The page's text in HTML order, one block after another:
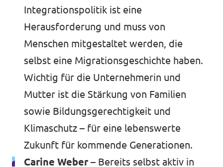
Integrationspolitik ist eine
Herausforderung und muss von
Menschen mitgestaltet werden, die
selbst eine Migrationsgeschichte haben.
Wichtig für die Unternehmerin und
Mutter ist die Stärkung von Familien
sowie Bildungsgerechtigkeit und
Klimaschutz – für eine lebenswerte
Zukunft für kommende Generationen.
Carine Weber – Bereits selbst aktiv in